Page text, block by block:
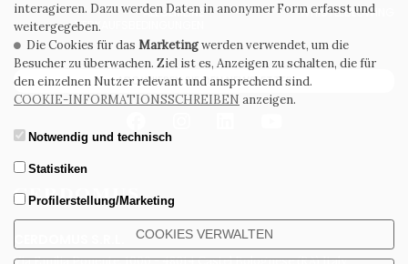
Via Emilia Ponente, 1000 - 48014 Castel Bolognese (RA) Italy
ALLGEMEINE
VERKAUFSBEDINGUNGEN
WHISTLEBLOWING
ABONNIEREN SIE DEN NEWSLETTER
interagieren. Dazu werden Daten in anonymer Form erfasst und
weitergegeben.
Die Cookies für das Marketingwerden verwendet, um die
Besucher zu überwachen. Ziel ist es, Anzeigen zu schalten, die für
den einzelnen Nutzer relevant und ansprechend sind.
COOKIE-INFORMATIONSSCHREIBEN anzeigen.
Notwendig und technisch
Statistiken
Profilerstellung/Marketing
COOKIES VERWALTEN